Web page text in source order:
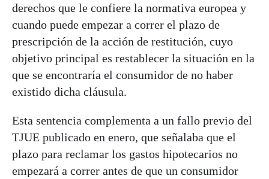
derechos que le confiere la normativa europea y
cuando puede empezar a correr el plazo de
prescripción de la acción de restitución, cuyo
objetivo principal es restablecer la situación en la
que se encontraría el consumidor de no haber
existido dicha cláusula.
Esta sentencia complementa a un fallo previo del
TJUE publicado en enero, que señalaba que el
plazo para reclamar los gastos hipotecarios no
empezará a correr antes de que un consumidor